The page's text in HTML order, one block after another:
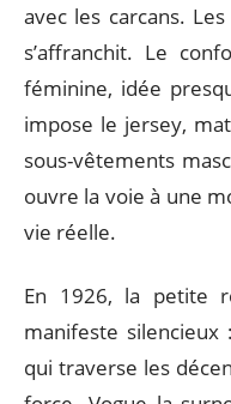
avec les carcans.
s’affranchit. Le
féminine, idée
impose le jersey,
sous-vêtements
ouvre la voie à une
vie réelle.
En 1926, la petite
manifeste
qui traverse les